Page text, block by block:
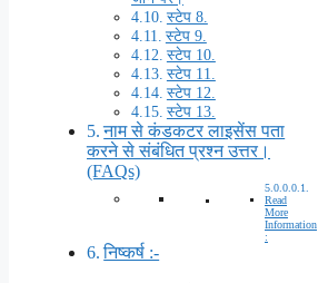
स्टेप 8.
स्टेप 9.
स्टेप 10.
स्टेप 11.
स्टेप 12.
स्टेप 13.
नाम से कंडकटर लाइसेंस पता
करने से संबंधित प्रश्न उत्तर।
(FAQs)
Read
More
Information
:
निष्कर्ष :-